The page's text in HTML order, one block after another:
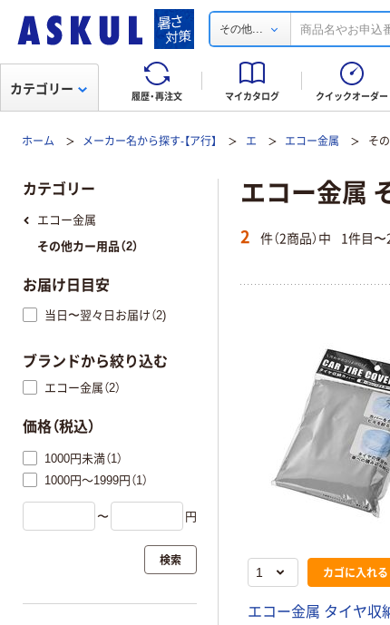
その他...
履歴・再注文 マイカタログ クイックオーダー
カテゴリー
ホーム メーカー名から探す-【ア行】 エ エコー金属 そ
エコー金属
2 件（2商品）中 1件目
カゴに入れる
エコー金属 タイヤ収
カテゴリー
エコー金属
その他カー用品（2）
お届け日目安
当日〜翌々日お届け（2)
ブランドから絞り込む
エコー金属（2）
価格（税込）
1000円未満（1）
1000円～1999円（1）
〜 円
検索